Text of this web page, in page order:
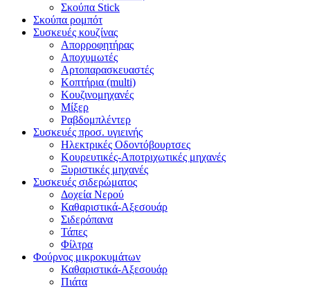
Σκούπα Stick
Σκούπα ρομπότ
Συσκευές κουζίνας
Απορροφητήρας
Αποχυμωτές
Αρτοπαρασκευαστές
Κοπτήρια (multi)
Κουζινομηχανές
Μίξερ
Ραβδομπλέντερ
Συσκευές προσ. υγιεινής
Ηλεκτρικές Οδοντόβουρτσες
Κουρευτικές-Αποτριχωτικές μηχανές
Ξυριστικές μηχανές
Συσκευές σιδερώματος
Δοχεία Νερού
Καθαριστικά-Αξεσουάρ
Σιδερόπανα
Τάπες
Φίλτρα
Φούρνος μικροκυμάτων
Καθαριστικά-Αξεσουάρ
Πιάτα